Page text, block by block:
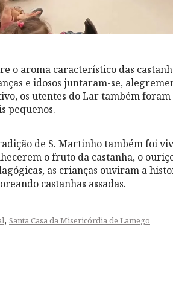
o aroma característico das
e idosos juntaram-se,
os utentes do Lar também
pequenos.
de S. Martinho também foi
o fruto da castanha, o
as crianças ouviram a
castanhas assadas.
, Santa Casa da Misericórdia de Lamego